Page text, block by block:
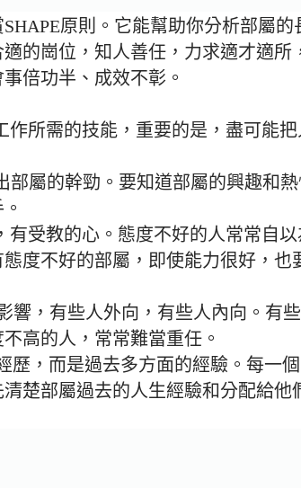
原則。它能幫助你分析部屬的
的崗位，知人善任，力求適才適所
倍功半、成效不彰。
作所需的技能，重要的是，盡可能把
部屬的幹勁。要知道部屬的興趣和熱
有受教的心。態度不好的人常常自以
度不好的部屬，即使能力很好，也
響，有些人外向，有些人內向。有
高的人，常常難當重任。
歷，而是過去多方面的經驗。每一
楚部屬過去的人生經驗和分配給他